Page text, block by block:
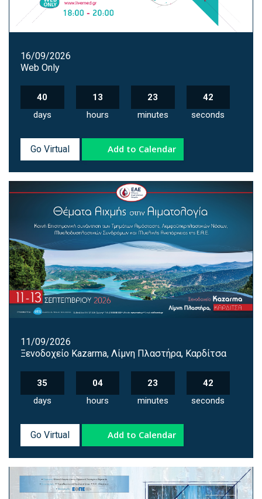
16/09/2026
Web Only
40
days
13
hours
23
minutes
41
seconds
Go Virtual Add to Calendar
11/09/2026
Ξενοδοχείο Kazarma, Λίμνη Πλαστήρα, Καρδίτσα
35
days
04
hours
23
minutes
41
seconds
Go Virtual Add to Calendar